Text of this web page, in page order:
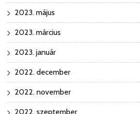
2023. május
2023. március
2023. január
2022. december
2022. november
2022. szeptember